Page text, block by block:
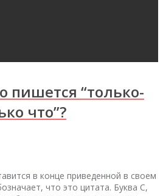
пишется “только-
что”?
в конце приведенной в своем
что это цитата. Буква С,